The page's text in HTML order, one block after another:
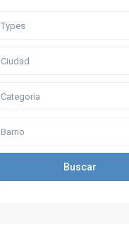
Types
Ciudad
Categoria
Barrio
Buscar